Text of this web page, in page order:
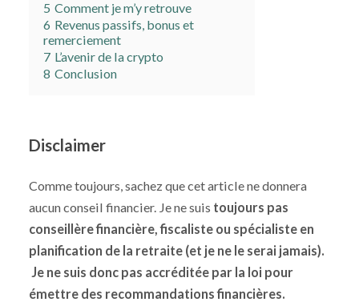
5 Comment je m’y retrouve
6 Revenus passifs, bonus et
remerciement
7 L’avenir de la crypto
8 Conclusion
Disclaimer
Comme toujours, sachez que cet article ne donnera
aucun conseil financier. Je ne suis toujours pas
conseillère financière, fiscaliste ou spécialiste en
planification de la retraite (et je ne le serai jamais).
Je ne suis donc pas accréditée par la loi pour
émettre des recommandations financières.